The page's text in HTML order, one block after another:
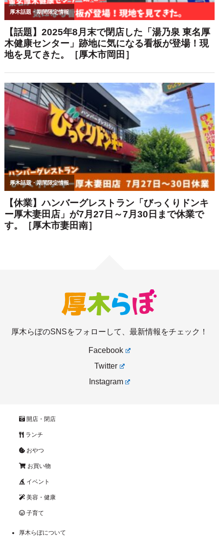
厚木らぼのSNSをフォローして、最新情報をチェック！
Facebook
Twitter
Instagram
開店・閉店
ランチ
おやつ
お買い物
イベント
美容・健康
子育て
厚木らぼについて